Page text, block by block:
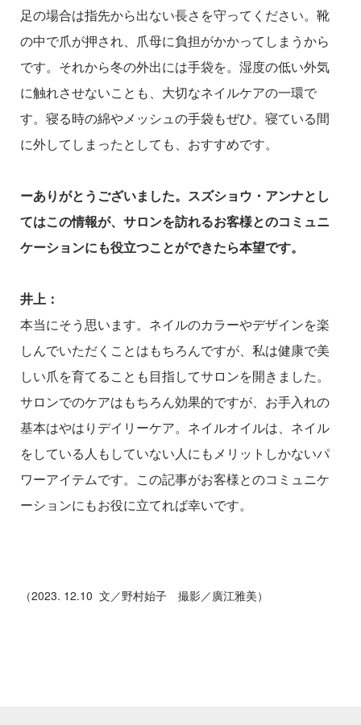
足の場合は指先から出ない長さを守ってください。靴
の中で爪が押され、爪母に負担がかかってしまうから
です。それから冬の外出には手袋を。湿度の低い外気
に触れさせないことも、大切なネイルケアの一環で
す。寝る時の綿やメッシュの手袋もぜひ。寝ている間
に外してしまったとしても、おすすめです。
ーありがとうございました。スズショウ・アンナとし
てはこの情報が、サロンを訪れるお客様とのコミュニ
ケーションにも役立つことができたら本望です。
井上：
本当にそう思います。ネイルのカラーやデザインを楽
しんでいただくことはもちろんですが、私は健康で美
しい爪を育てることも目指してサロンを開きました。
サロンでのケアはもちろん効果的ですが、お手入れの
基本はやはりデイリーケア。ネイルオイルは、ネイル
をしている人もしていない人にもメリットしかないパ
ワーアイテムです。この記事がお客様とのコミュニケ
ーションにもお役に立てれば幸いです。
（2023. 12.10 文／野村始子 撮影／廣江雅美）